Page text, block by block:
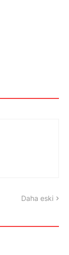
Daha eski